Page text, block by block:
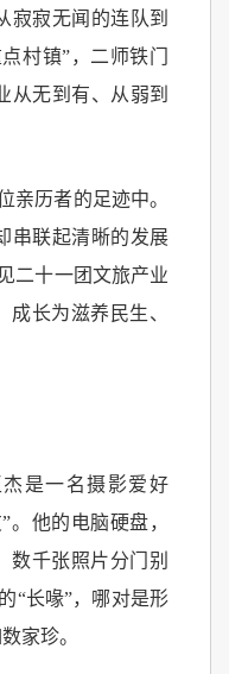
寂寂无闻的连队到
村镇”，二师铁门
从无到有、从弱到
亲历者的足迹中。
串联起清晰的发展
二十一团文旅产业
成长为滋养民生、
是一名摄影爱好
。他的电脑硬盘，
数千张照片分门别
“长喙”，哪对是形
家珍。